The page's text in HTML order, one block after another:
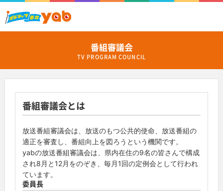
番組審議会
TV PROGRAM COUNCIL
番組審議会とは
放送番組審議会は、放送のもつ公共的使命、放送番組の
適正を審査し、番組向上を図ろうという機関です。
yabの放送番組審議会は、県内在住の9名の皆さんで構成
され8月と12月をのぞき、毎月1回の定例会として行われ
ています。
委員長